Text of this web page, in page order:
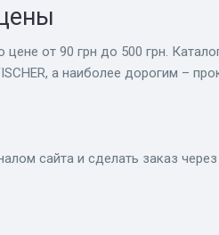
от 90 грн до 500 грн.
а наиболее дорогим –
сайта и сделать заказ